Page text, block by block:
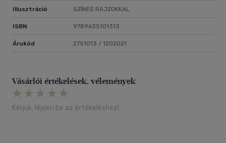
Illusztráció SZÍNES RAJZOKKAL
ISBN 9789635101313
Árukód 2751013 / 1202021
Vásárlói értékelések, vélemények
Kérjük, lépjen be az értékeléshez!